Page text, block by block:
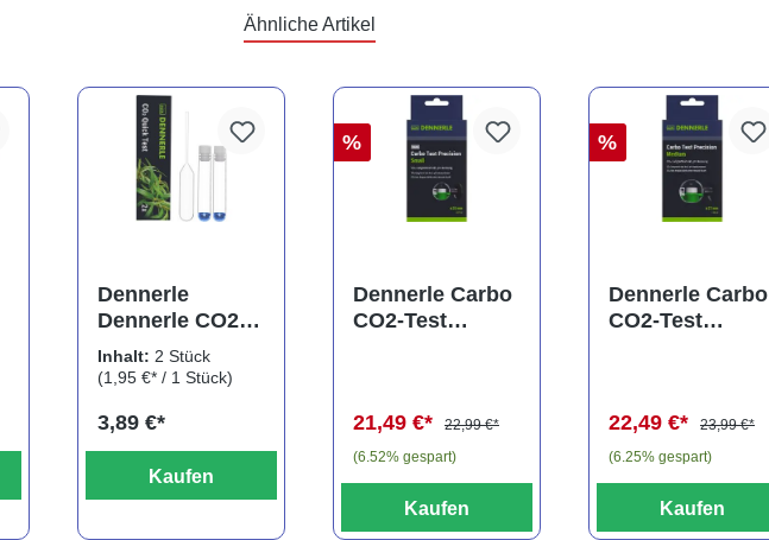
Ähnliche Artikel
Dennerle
Dennerle CO2
Quick Test, 2
Einzeltests
Inhalt: 2 Stück
(1,95 €* / 1 Stück)
3,89 €*
Kaufen
%
Dennerle Carbo
CO2-Test
21,49 €*
22,99 €*
(6.52% gespart)
Kaufen
%
Dennerle Carbo
CO2-Test
22,49 €*
23,99 €*
(6.25% gespart)
Kaufen